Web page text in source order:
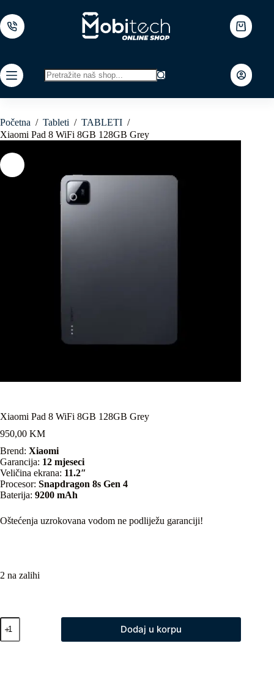
to
content
Shopping
cart
results
Početna / Tableti / TABLETI /
Xiaomi Pad 8 WiFi 8GB 128GB Grey
Xiaomi Pad 8 WiFi 8GB 128GB Grey
950,00 KM
Brend: Xiaomi
Garancija: 12 mjeseci
Veličina ekrana: 11.2″
Procesor: Snapdragon 8s Gen 4
Baterija: 9200 mAh
Oštećenja uzrokovana vodom ne podliježu garanciji!
2 na zalihi
Xiaomi
Pad
8
Dodaj u korpu